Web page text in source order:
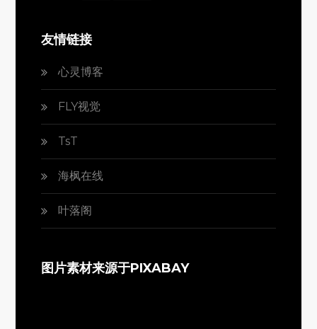
友情链接
心灵博客
FLY视觉
TsT
海枫在线
叶落阁
图片素材来源于PIXABAY